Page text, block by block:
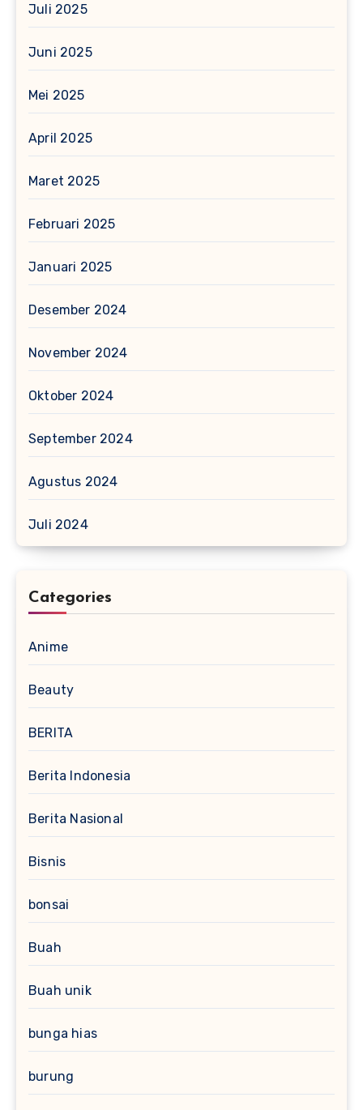
Juli 2025
Juni 2025
Mei 2025
April 2025
Maret 2025
Februari 2025
Januari 2025
Desember 2024
November 2024
Oktober 2024
September 2024
Agustus 2024
Juli 2024
Categories
Anime
Beauty
BERITA
Berita Indonesia
Berita Nasional
Bisnis
bonsai
Buah
Buah unik
bunga hias
burung